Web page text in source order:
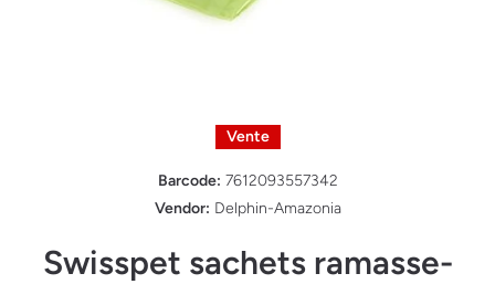
Vente
Barcode: 7612093557342
Vendor: Delphin-Amazonia
Swisspet sachets ramasse-